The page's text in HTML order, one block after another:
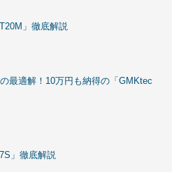
」徹底解説
最適解！10万円も納得の「GMKtec
」徹底解説